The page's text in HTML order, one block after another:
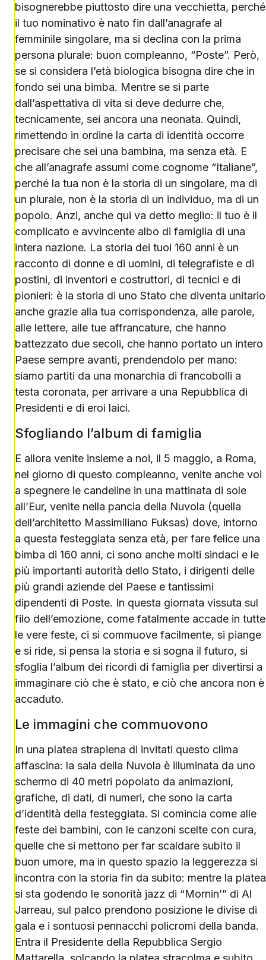
bisognerebbe piuttosto dire una vecchietta, perché
il tuo nominativo è nato fin dall’anagrafe al
femminile singolare, ma si declina con la prima
persona plurale: buon compleanno, “Poste”. Però,
se si considera l’età biologica bisogna dire che in
fondo sei una bimba. Mentre se si parte
dall’aspettativa di vita si deve dedurre che,
tecnicamente, sei ancora una neonata. Quindi,
rimettendo in ordine la carta di identità occorre
precisare che sei una bambina, ma senza età. E
che all’anagrafe assumi come cognome “Italiane”,
perché la tua non è la storia di un singolare, ma di
un plurale, non è la storia di un individuo, ma di un
popolo. Anzi, anche qui va detto meglio: il tuo è il
complicato e avvincente albo di famiglia di una
intera nazione. La storia dei tuoi 160 anni è un
racconto di donne e di uomini, di telegrafiste e di
postini, di inventori e costruttori, di tecnici e di
pionieri: è la storia di uno Stato che diventa unitario
anche grazie alla tua corrispondenza, alle parole,
alle lettere, alle tue affrancature, che hanno
battezzato due secoli, che hanno portato un intero
Paese sempre avanti, prendendolo per mano:
siamo partiti da una monarchia di francobolli a
testa coronata, per arrivare a una Repubblica di
Presidenti e di eroi laici.
Sfogliando l’album di famiglia
E allora venite insieme a noi, il 5 maggio, a Roma,
nel giorno di questo compleanno, venite anche voi
a spegnere le candeline in una mattinata di sole
all’Eur, venite nella pancia della Nuvola (quella
dell’architetto Massimiliano Fuksas) dove, intorno
a questa festeggiata senza età, per fare felice una
bimba di 160 anni, ci sono anche molti sindaci e le
più importanti autorità dello Stato, i dirigenti delle
più grandi aziende del Paese e tantissimi
dipendenti di Poste. In questa giornata vissuta sul
filo dell’emozione, come fatalmente accade in tutte
le vere feste, ci si commuove facilmente, si piange
e si ride, si pensa la storia e si sogna il futuro, si
sfoglia l’album dei ricordi di famiglia per divertirsi a
immaginare ciò che è stato, e ciò che ancora non è
accaduto.
Le immagini che commuovono
In una platea strapiena di invitati questo clima
affascina: la sala della Nuvola è illuminata da uno
schermo di 40 metri popolato da animazioni,
grafiche, di dati, di numeri, che sono la carta
d’identità della festeggiata. Si comincia come alle
feste dei bambini, con le canzoni scelte con cura,
quelle che si mettono per far scaldare subito il
buon umore, ma in questo spazio la leggerezza si
incontra con la storia fin da subito: mentre la platea
si sta godendo le sonorità jazz di “Mornin’” di Al
Jarreau, sul palco prendono posizione le divise di
gala e i sontuosi pennacchi policromi della banda.
Entra il Presidente della Repubblica Sergio